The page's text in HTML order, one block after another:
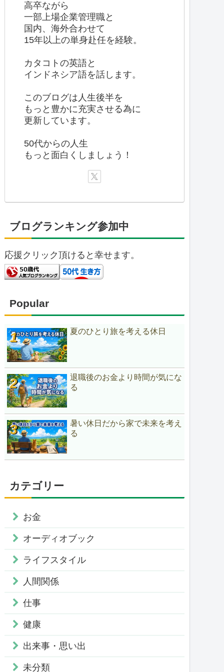
高卒ながら
一部上場企業管理職と
国内、海外合わせて
15年以上の単身赴任を経験。
カタコトの英語と
インドネシア語を話します。
このブログは人生後半を
もっと豊かに充実させる為に
更新しています。
50代からの人生
もっと面白くしましょう！
ブログランキング参加中
応援クリック頂けると幸せます。
Popular
夏のひとり旅を考える休日
退職後のお金より時間が気にな
る
暑い休日だから家で未来を考え
る
カテゴリー
お金
オーディオブック
ライフスタイル
人間関係
仕事
健康
出来事・思い出
未分類